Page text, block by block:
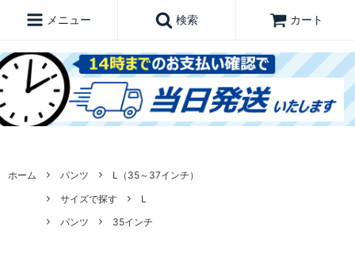
メニュー 検索 カート
ホーム パンツ
L（35～37インチ）
サイズで探す
L
パンツ
35インチ